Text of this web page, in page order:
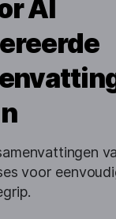
AI
n
voor